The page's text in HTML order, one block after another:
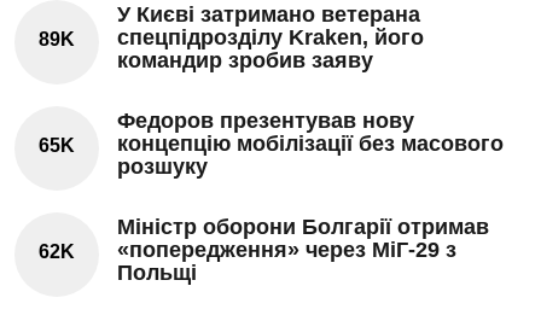
89K
У Києві затримано ветерана
спецпідрозділу Kraken, його
командир зробив заяву
65K
Федоров презентував нову
концепцію мобілізації без масового
розшуку
62K
Міністр оборони Болгарії отримав
«попередження» через МіГ-29 з
Польщі